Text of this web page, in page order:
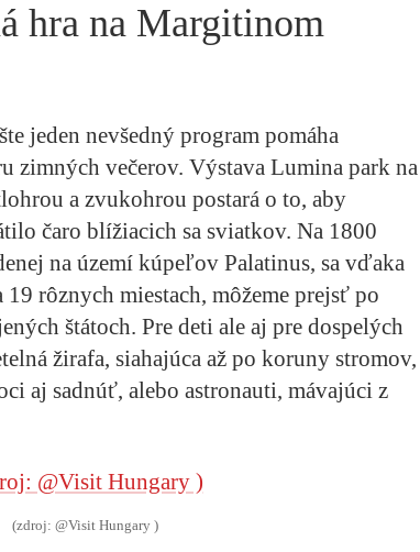
hra na Margitinom
jeden nevšedný program pomáha
zimných večerov. Výstava Lumina park na
a zvukohrou postará o to, aby
čaro blížiacich sa sviatkov. Na 1800
na území kúpeľov Palatinus, sa vďaka
rôznych miestach, môžeme prejsť po
štátoch. Pre deti ale aj pre dospelých
žirafa, siahajúca až po koruny stromov,
aj sadnúť, alebo astronauti, mávajúci z
(zdroj: @Visit Hungary )